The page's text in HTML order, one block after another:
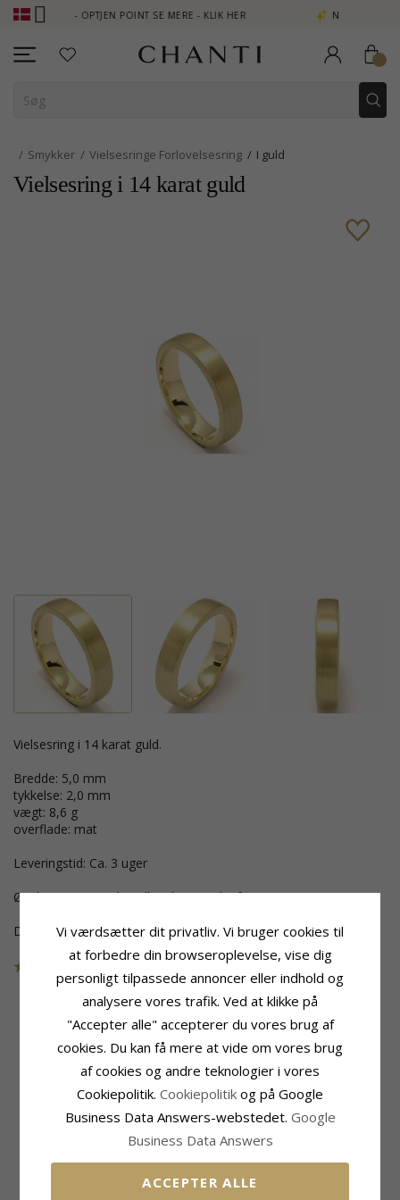
- OPTJEN POINT SE MERE - KLIK HER NEW COLLECTION |
Smykker Vielsesringe Forlovelsesring I guld
Vielsesring i 14 karat guld
vielsesring i 14 karat guld.
Bredde: 5,0 mm
tykkelse: 2,0 mm
vægt: 8,6 g
overflade: mat
Leveringstid: Ca. 3 uger
Ønskes gravering bestilles dette nedenfor.
Dette smykke er udgået af kollektionen
4V103G50MAT
Produktinformation
Vielsesring
Ædelmetal:Guld
Overflade:Mat
Ringskinne
Bredde:
5,0 mm
2,0 mm
Vægt:8,6 G
Leveringstid:Ca. 3 Uger
MEST SOLGTE I KATEGORIEN
Vi værdsætter dit privatliv. Vi bruger cookies til
at forbedre din browseroplevelse, vise dig
personligt tilpassede annoncer eller indhold og
analysere vores trafik. Ved at klikke på
"Accepter alle" accepterer du vores brug af
cookies. Du kan få mere at vide om vores brug
af cookies og andre teknologier i vores
Cookiepolitik. Cookiepolitik og på Google
Business Data Answers-webstedet. Google
Business Data Answers
ACCEPTER ALLE